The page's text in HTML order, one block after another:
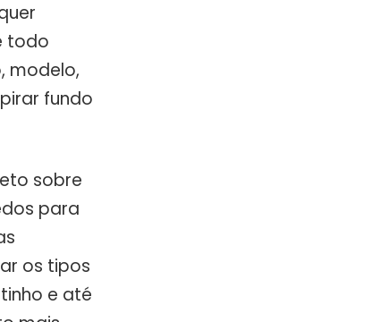
todo
modelo,
fundo
sobre
para
os tipos
e até